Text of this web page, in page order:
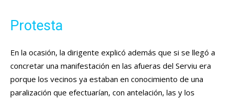
Protesta
En la ocasión, la dirigente explicó además que si se llegó a
concretar una manifestación en las afueras del Serviu era
porque los vecinos ya estaban en conocimiento de una
paralización que efectuarían, con antelación, las y los